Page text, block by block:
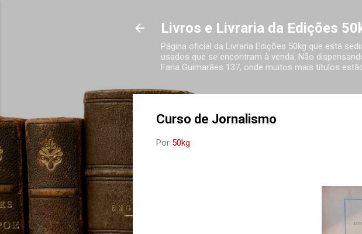
Livros e Livraria da Edições
Página oficial da Livraria Edições 50kg que está
usados que se encontram à venda. Não
Faria Guimarães 137, onde muitos mais títulos
Curso de Jornalismo
Por 50kg